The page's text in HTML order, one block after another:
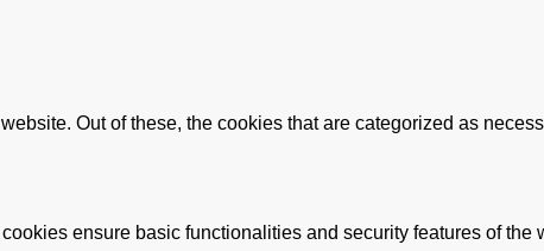
Out of these, the cookies that are categorized as
ensure basic functionalities and security features of the